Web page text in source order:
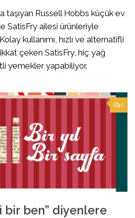
taşıyan Russell Hobbs küçük ev
SatisFry ailesi ürünleriyle
kullanımı, hızlı ve alternatifli
çeken SatisFry, hiç yağ
yemekler yapabiliyor.
0
bir ben” diyenlere